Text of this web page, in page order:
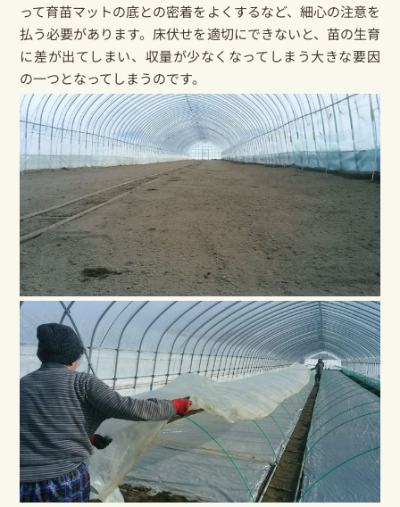
って育苗マットの底との密着をよくするなど、細心の注意を
払う必要があります。床伏せを適切にできないと、苗の生育
に差が出てしまい、収量が少なくなってしまう大きな要因
の一つとなってしまうのです。